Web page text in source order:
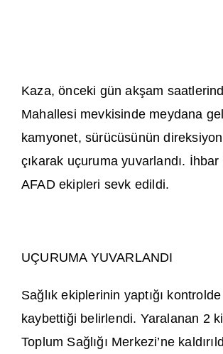
Kaza, önceki gün akşam
Mahallesi mevkisinde meydana
kamyonet, sürücüsünün
çıkarak uçuruma yuvarlandı. İhbar
AFAD ekipleri sevk edildi.
UÇURUMA YUVARLANDI
Sağlık ekiplerinin yaptığı
kaybettiği belirlendi. Yaralanan 2 ki
Toplum Sağlığı Merkezi’ne kaldırıld